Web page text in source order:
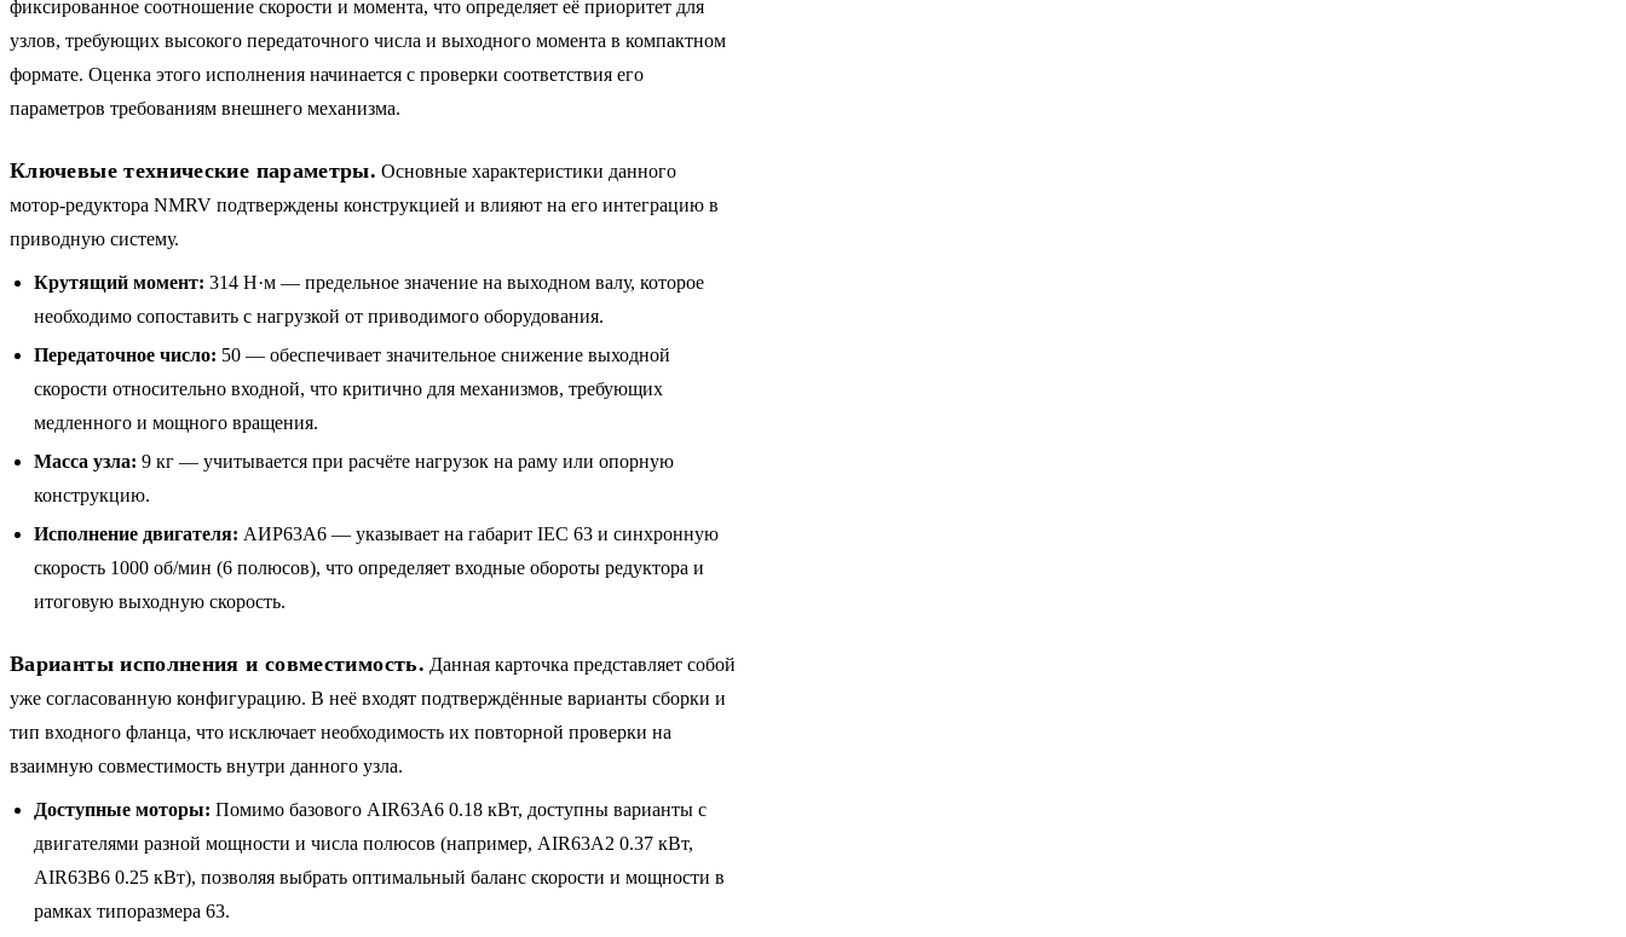
фиксированное соотношение скорости и момента, что определяет её приоритет для
узлов, требующих высокого передаточного числа и выходного момента в компактном
формате. Оценка этого исполнения начинается с проверки соответствия его
параметров требованиям внешнего механизма.
Ключевые технические параметры. Основные характеристики данного
мотор-редуктора NMRV подтверждены конструкцией и влияют на его интеграцию в
приводную систему.
Крутящий момент: 314 Н·м — предельное значение на выходном валу, которое
необходимо сопоставить с нагрузкой от приводимого оборудования.
Передаточное число: 50 — обеспечивает значительное снижение выходной
скорости относительно входной, что критично для механизмов, требующих
медленного и мощного вращения.
Масса узла: 9 кг — учитывается при расчёте нагрузок на раму или опорную
конструкцию.
Исполнение двигателя: АИР63A6 — указывает на габарит IEC 63 и синхронную
скорость 1000 об/мин (6 полюсов), что определяет входные обороты редуктора и
итоговую выходную скорость.
Варианты исполнения и совместимость. Данная карточка представляет собой
уже согласованную конфигурацию. В неё входят подтверждённые варианты сборки и
тип входного фланца, что исключает необходимость их повторной проверки на
взаимную совместимость внутри данного узла.
Доступные моторы: Помимо базового AIR63A6 0.18 кВт, доступны варианты с
двигателями разной мощности и числа полюсов (например, AIR63A2 0.37 кВт,
AIR63B6 0.25 кВт), позволяя выбрать оптимальный баланс скорости и мощности в
рамках типоразмера 63.